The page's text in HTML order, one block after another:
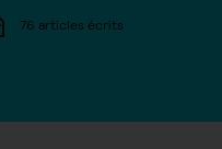
76 articles écrits